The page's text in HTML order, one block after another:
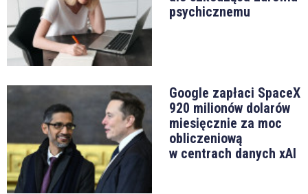
psychicznemu
Google zapłaci SpaceX
920 milionów dolarów
miesięcznie za moc
obliczeniową
w centrach danych xAI